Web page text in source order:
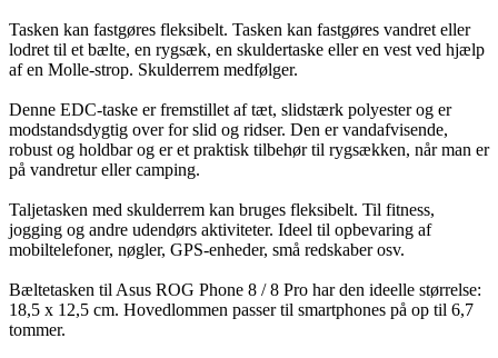
Tasken kan fastgøres fleksibelt. Tasken kan fastgøres vandret eller
lodret til et bælte, en rygsæk, en skuldertaske eller en vest ved hjælp
af en Molle-strop. Skulderrem medfølger.
Denne EDC-taske er fremstillet af tæt, slidstærk polyester og er
modstandsdygtig over for slid og ridser. Den er vandafvisende,
robust og holdbar og er et praktisk tilbehør til rygsækken, når man er
på vandretur eller camping.
Taljetasken med skulderrem kan bruges fleksibelt. Til fitness,
jogging og andre udendørs aktiviteter. Ideel til opbevaring af
mobiltelefoner, nøgler, GPS-enheder, små redskaber osv.
Bæltetasken til Asus ROG Phone 8 / 8 Pro har den ideelle størrelse:
18,5 x 12,5 cm. Hovedlommen passer til smartphones på op til 6,7
tommer.